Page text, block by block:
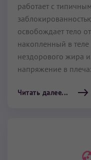
работает с
освобождает тело
накопленный в
нездорового жира
напряжение в
Читать далее...